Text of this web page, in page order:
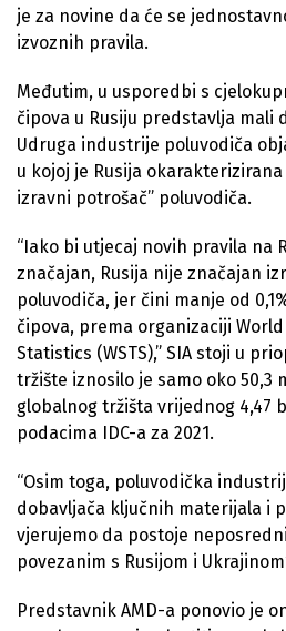
je za novine da će se
izvoznih pravila.
Međutim, u usporedbi s
čipova u Rusiju predstavlja mali
Udruga industrije poluvodiča
u kojoj je Rusija
izravni potrošač” poluvodiča.
“Iako bi utjecaj novih pravila na
značajan, Rusija nije značajan
poluvodiča, jer čini manje od
čipova, prema organizaciji
Statistics (WSTS),” SIA stoji u
tržište iznosilo je samo oko 50,3
globalnog tržišta vrijednog 4,47
podacima IDC-a za 2021.
“Osim toga, poluvodička
dobavljača ključnih materijala i
vjerujemo da postoje
povezanim s Rusijom i
Predstavnik AMD-a ponovio je